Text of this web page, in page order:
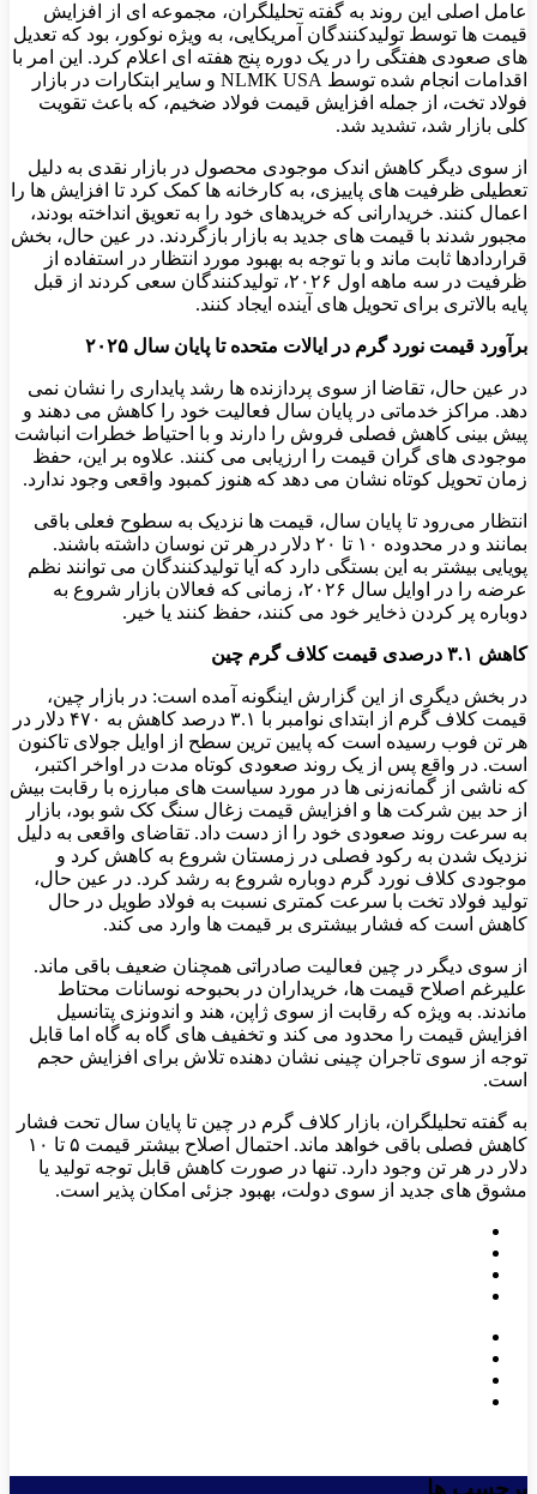
عامل اصلی این روند به گفته تحلیلگران، مجموعه‌ ای از افزایش
قیمت‌ ها توسط تولیدکنندگان آمریکایی، به ‌ویژه نوکور، بود که تعدیل‌
های صعودی هفتگی را در یک دوره پنج هفته ‌ای اعلام کرد. این امر با
اقدامات انجام ‌شده توسط NLMK USA و سایر ابتکارات در بازار
فولاد تخت، از جمله افزایش قیمت فولاد ضخیم، که باعث تقویت
کلی بازار شد، تشدید شد.
از سوی دیگر کاهش اندک موجودی محصول در بازار نقدی به دلیل
تعطیلی ظرفیت ‌های پاییزی، به کارخانه ‌ها کمک کرد تا افزایش‌ ها را
اعمال کنند. خریدارانی که خریدهای خود را به تعویق انداخته بودند،
مجبور شدند با قیمت‌ های جدید به بازار بازگردند. در عین حال، بخش
قراردادها ثابت ماند و با توجه به بهبود مورد انتظار در استفاده از
ظرفیت در سه ‌ماهه اول ۲۰۲۶، تولیدکنندگان سعی کردند از قبل
پایه بالاتری برای تحویل ‌های آینده ایجاد کنند.
برآورد قیمت نورد گرم در ایالات متحده تا پایان سال ۲۰۲۵
در عین حال، تقاضا از سوی پردازنده ‌ها رشد پایداری را نشان نمی‌
دهد. مراکز خدماتی در پایان سال فعالیت خود را کاهش می ‌دهند و
پیش بینی کاهش فصلی فروش را دارند و با احتیاط خطرات انباشت
موجودی‌ های گران‌ قیمت را ارزیابی می‌ کنند. علاوه بر این، حفظ
زمان تحویل کوتاه نشان می ‌دهد که هنوز کمبود واقعی وجود ندارد.
انتظار می‌رود تا پایان سال، قیمت ‌ها نزدیک به سطوح فعلی باقی
بمانند و در محدوده ۱۰ تا ۲۰ دلار در هر تن نوسان داشته باشند.
پویایی بیشتر به این بستگی دارد که آیا تولیدکنندگان می ‌توانند نظم
عرضه را در اوایل سال ۲۰۲۶، زمانی که فعالان بازار شروع به
دوباره پر کردن ذخایر خود می ‌کنند، حفظ کنند یا خیر.
کاهش ۳.۱ درصدی قیمت کلاف گرم چین
در بخش دیگری از این گزارش اینگونه آمده است: در بازار چین،
قیمت کلاف گرم از ابتدای نوامبر با ۳.۱ درصد کاهش به ۴۷۰ دلار در
هر تن فوب رسیده است که پایین‌ ترین سطح از اوایل جولای تاکنون
است. در واقع پس از یک روند صعودی کوتاه مدت در اواخر اکتبر،
که ناشی از گمانه‌زنی ‌ها در مورد سیاست ‌های مبارزه با رقابت بیش
از حد بین شرکت ‌ها و افزایش قیمت زغال سنگ کک شو بود، بازار
به سرعت روند صعودی خود را از دست داد. تقاضای واقعی به دلیل
نزدیک شدن به رکود فصلی در زمستان شروع به کاهش کرد و
موجودی کلاف نورد گرم دوباره شروع به رشد کرد. در عین حال،
تولید فولاد تخت با سرعت کمتری نسبت به فولاد طویل در حال
کاهش است که فشار بیشتری بر قیمت ‌ها وارد می‌ کند.
از سوی دیگر در چین فعالیت صادراتی همچنان ضعیف باقی ماند.
علیرغم اصلاح قیمت ‌ها، خریداران در بحبوحه نوسانات محتاط
ماندند. به ویژه که رقابت از سوی ژاپن، هند و اندونزی پتانسیل
افزایش قیمت را محدود می‌ کند و تخفیف ‌های گاه به گاه اما قابل
توجه از سوی تاجران چینی نشان دهنده تلاش برای افزایش حجم
است.
به گفته تحلیلگران، بازار کلاف گرم در چین تا پایان سال تحت فشار
کاهش فصلی باقی خواهد ماند. احتمال اصلاح بیشتر قیمت ۵ تا ۱۰
دلار در هر تن وجود دارد. تنها در صورت کاهش قابل توجه تولید یا
مشوق‌ های جدید از سوی دولت، بهبود جزئی امکان ‌پذیر است.
برچسب ها